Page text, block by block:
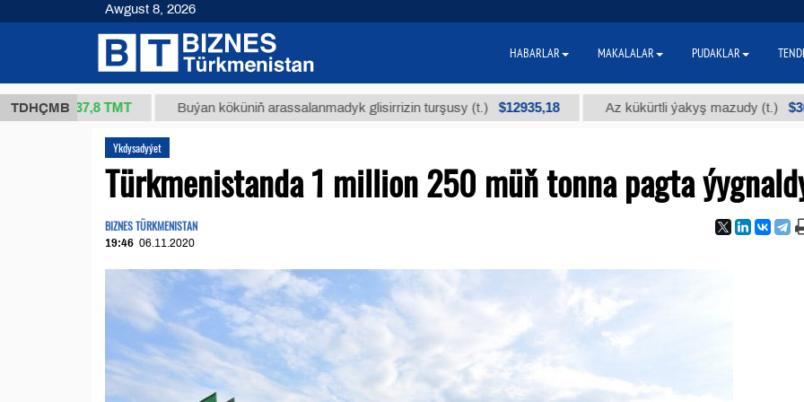
TDHÇMB
37,8 ТМТ Buýan köküniň arassalanmadyk glisirrizin turşusy (t.) $12935,18 Az kükürtli ýakyş mazudy (t.) $300
Ykdysadyýet
Türkmenistanda 1 million 250 müň tonna pagta
BIZNES TÜRKMENISTAN
19:46 06.11.2020
Awgust 8, 2026
HABARLAR MAKALALAR PUDAKLAR